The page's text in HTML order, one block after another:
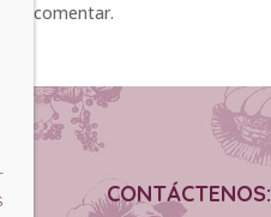
para comentar.
CONTÁCTENOS: